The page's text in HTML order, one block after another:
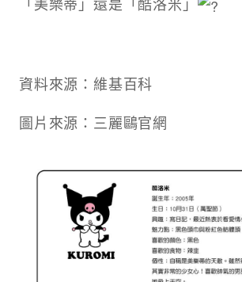
資料來源：維基百科
圖片來源：三麗鷗官網